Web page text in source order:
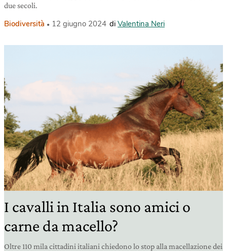
due secoli.
Biodiversità 12 giugno 2024 di Valentina Neri
I cavalli in Italia sono amici o
carne da macello?
Oltre 110 mila cittadini italiani chiedono lo stop alla macellazione dei